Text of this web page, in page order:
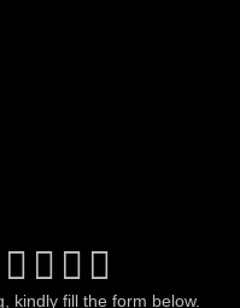
kindly fill the form below.